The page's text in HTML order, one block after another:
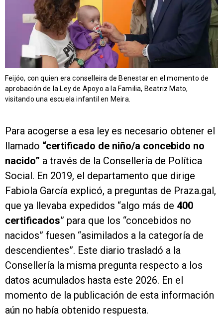
Feijóo, con quien era conselleira de Benestar en el momento de
aprobación de la Ley de Apoyo a la Familia, Beatriz Mato,
visitando una escuela infantil en Meira.
Para acogerse a esa ley es necesario obtener el
llamado “certificado de niño/a concebido no
nacido” a través de la Consellería de Política
Social. En 2019, el departamento que dirige
Fabiola García explicó, a preguntas de Praza.gal,
que ya llevaba expedidos “algo más de 400
certificados” para que los “concebidos no
nacidos” fuesen “asimilados a la categoría de
descendientes”. Este diario trasladó a la
Consellería la misma pregunta respecto a los
datos acumulados hasta este 2026. En el
momento de la publicación de esta información
aún no había obtenido respuesta.